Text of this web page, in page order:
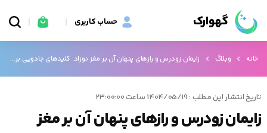
گهوارک حساب کاربری
خانه وبلاگ زایمان زودرس و رازهای پنهان آن بر مغز نوزاد: کلیدهای جادویی برای والدین
تاریخ انتشار این مطلب : 1404/05/19 ساعت 23:00:00
زایمان زودرس و رازهای پنهان آن بر مغز